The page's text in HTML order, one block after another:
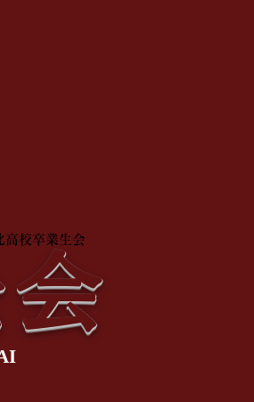
高校卒業生会